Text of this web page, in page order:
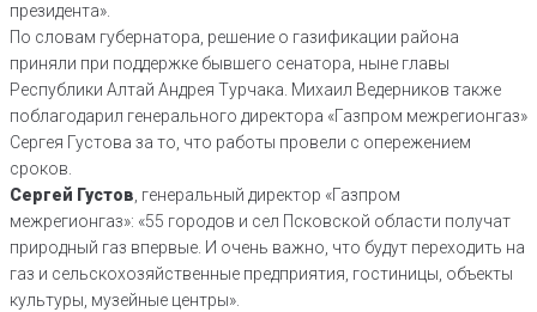
президента».
По словам губернатора, решение о газификации района
приняли при поддержке бывшего сенатора, ныне главы
Республики Алтай Андрея Турчака. Михаил Ведерников также
поблагодарил генерального директора «Газпром межрегионгаз»
Сергея Густова за то, что работы провели с опережением
сроков.
Сергей Густов, генеральный директор «Газпром
межрегионгаз»: «55 городов и сел Псковской области получат
природный газ впервые. И очень важно, что будут переходить на
газ и сельскохозяйственные предприятия, гостиницы, объекты
культуры, музейные центры».